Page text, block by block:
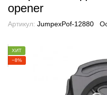
opener
Артикул: JumpexPof-12880
ХИТ
−8%